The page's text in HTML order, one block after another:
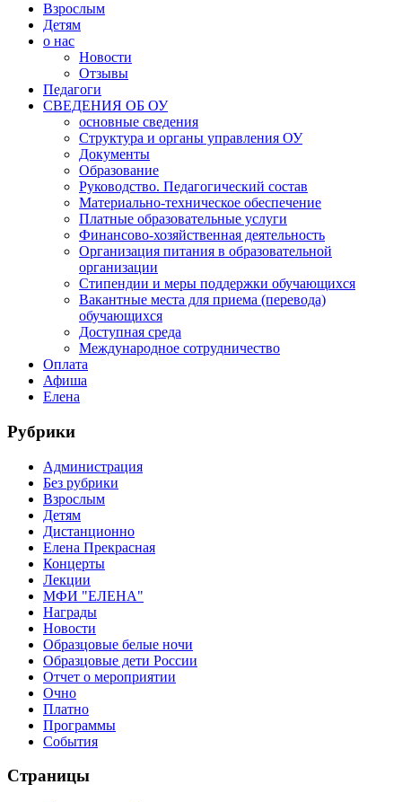
Взрослым
Детям
о нас
Новости
Отзывы
Педагоги
СВЕДЕНИЯ ОБ ОУ
основные сведения
Структура и органы управления ОУ
Документы
Образование
Руководство. Педагогический состав
Материально-техническое обеспечение
Платные образовательные услуги
Финансово-хозяйственная деятельность
Организация питания в образовательной
организации
Стипендии и меры поддержки обучающихся
Вакантные места для приема (перевода)
обучающихся
Доступная среда
Международное сотрудничество
Оплата
Афиша
Елена
Рубрики
Администрация
Без рубрики
Взрослым
Детям
Дистанционно
Елена Прекрасная
Концерты
Лекции
МФИ "ЕЛЕНА"
Награды
Новости
Образцовые белые ночи
Образцовые дети России
Отчет о мероприятии
Очно
Платно
Программы
События
Страницы